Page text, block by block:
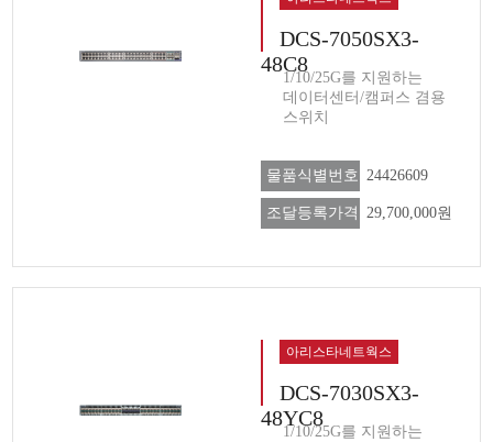
DCS-7050SX3-
48C8
1/10/25G를 지원하는
데이터센터/캠퍼스 겸용
스위치
물품식별번호 24426609
조달등록가격 29,700,000원
아리스타네트웍스
DCS-7030SX3-
48YC8
1/10/25G를 지원하는